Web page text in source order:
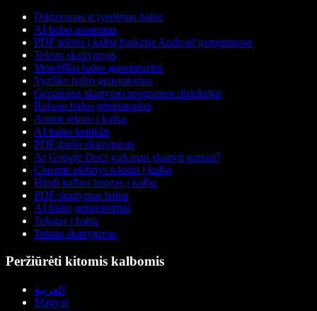
Diktavimas ir įvedimas balsu
AI balso asistentas
PDF teksto į kalbą funkcija Android įrenginiuose
Teksto skaitytuvas
Moteriško balso generatorius
Vyriško balso generatorius
Geriausios skaitymo programos disleksijai
Roboto balso generatorius
Anime teksto į kalbą
AI balso keitiklis
PDF garso skaitytuvas
Ar Google Docs gali man skaityti garsiai?
Chrome plėtinys tekstui į kalbą
Hindi kalbos tekstas į kalbą
PDF skaitymas balsu
AI balsų generavimas
Tekstas į balsą
Teksto skaitytuvas
Peržiūrėti kitomis kalbomis
العربية
Magyar